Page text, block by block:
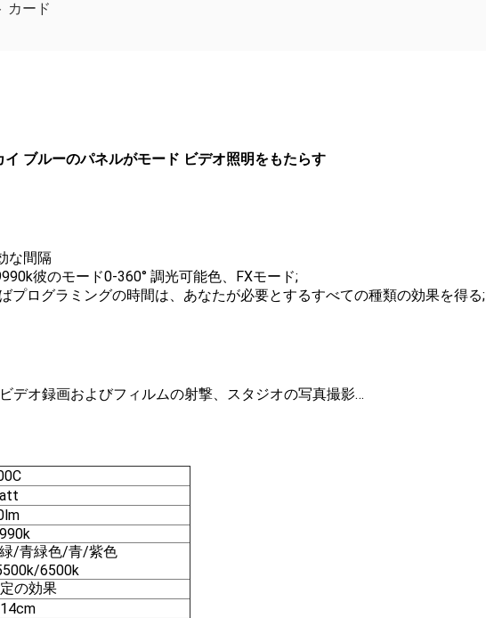
カード
ブルーのパネルがモード ビデオ照明をもたらす
な間隔
彼のモード0-360° 調光可能色、FXモード;
プログラミングの時間は、あなたが必要とするすべての種類の効果を得る;
デオ録画およびフィルムの射撃、スタジオの写真撮影…
/青緑色/青/紫色
6500k
の効果